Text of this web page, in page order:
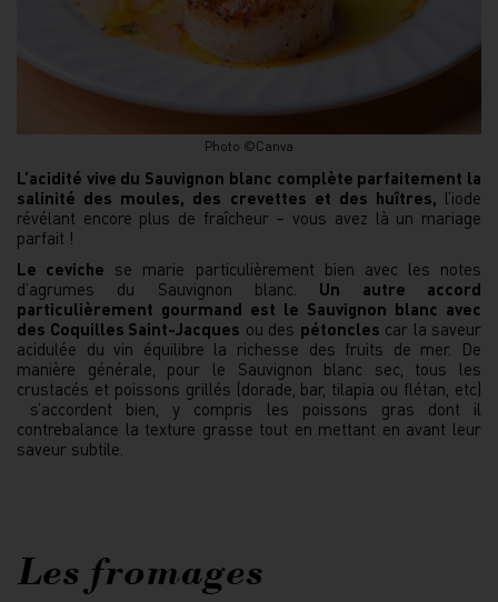
Photo ©Canva
L’acidité vive du Sauvignon blanc complète parfaitement la
salinité des moules, des crevettes et des huîtres, l’iode
révélant encore plus de fraîcheur – vous avez là un mariage
parfait !
Le ceviche se marie particulièrement bien avec les notes
d’agrumes du Sauvignon blanc. Un autre accord
particulièrement gourmand est le Sauvignon blanc avec
des Coquilles Saint-Jacques ou des pétoncles car la saveur
acidulée du vin équilibre la richesse des fruits de mer. De
manière générale, pour le Sauvignon blanc sec, tous les
crustacés et poissons grillés (dorade, bar, tilapia ou flétan, etc)
s’accordent bien, y compris les poissons gras dont il
contrebalance la texture grasse tout en mettant en avant leur
saveur subtile.
Les fromages